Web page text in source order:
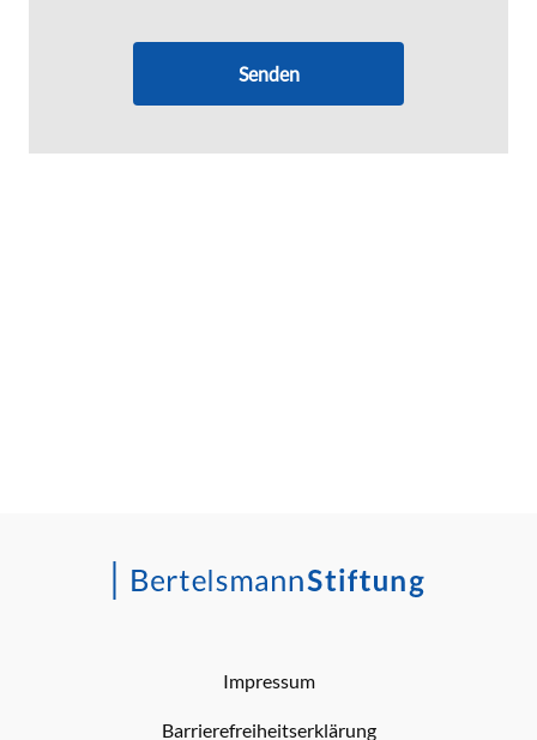
Senden
Impressum
Barrierefreiheitserklärung